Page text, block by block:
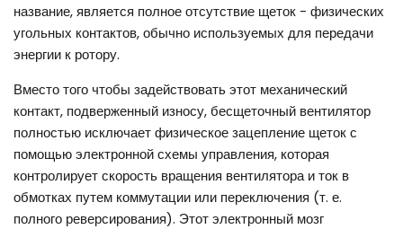
название, является полное отсутствие щеток - физических
угольных контактов, обычно используемых для передачи
энергии к ротору.
Вместо того чтобы задействовать этот механический
контакт, подверженный износу, бесщеточный вентилятор
полностью исключает физическое зацепление щеток с
помощью электронной схемы управления, которая
контролирует скорость вращения вентилятора и ток в
обмотках путем коммутации или переключения (т. е.
полного реверсирования). Этот электронный мозг